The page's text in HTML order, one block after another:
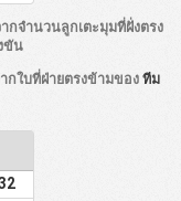
กจำนวนลูกเตะมุมที่ฝั่งตรง
ขัน
กใบที่ฝ่ายตรงข้ามของทีม